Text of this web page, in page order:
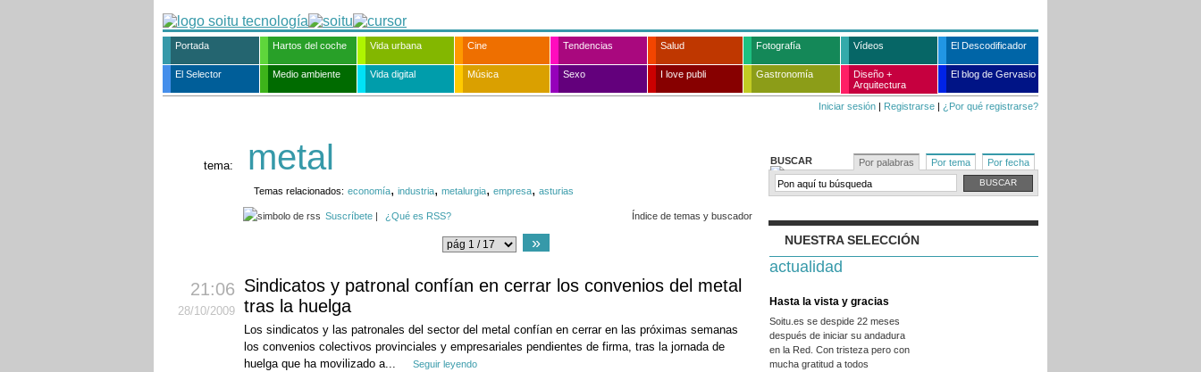
Portada Hartos del coche Vida urbana Cine Tendencias Salud Fotografía Vídeos El Descodificador
El Selector Medio ambiente Vida digital Música Sexo I love publi Gastronomía
Diseño +
Arquitectura
El blog de Gervasio
Iniciar sesión | Registrarse | ¿Por qué registrarse?
BUSCAR Por palabras Por tema Por fecha
NUESTRA SELECCIÓN
actualidad
Hasta la vista y gracias
Soitu.es se despide 22 meses
después de iniciar su andadura
en la Red. Con tristeza pero con
mucha gratitud a todos
tema: metal
Temas relacionados: economía, industria, metalurgia, empresa, asturias
Suscríbete ¿Qué es RSS? Índice de temas y buscador
»
21:06
28/10/2009
Sindicatos y patronal confían en cerrar los convenios del metal
tras la huelga
Los sindicatos y las patronales del sector del metal confían en cerrar en las próximas semanas
los convenios colectivos provinciales y empresariales pendientes de firma, tras la jornada de
huelga que ha movilizado a...
Seguir leyendo